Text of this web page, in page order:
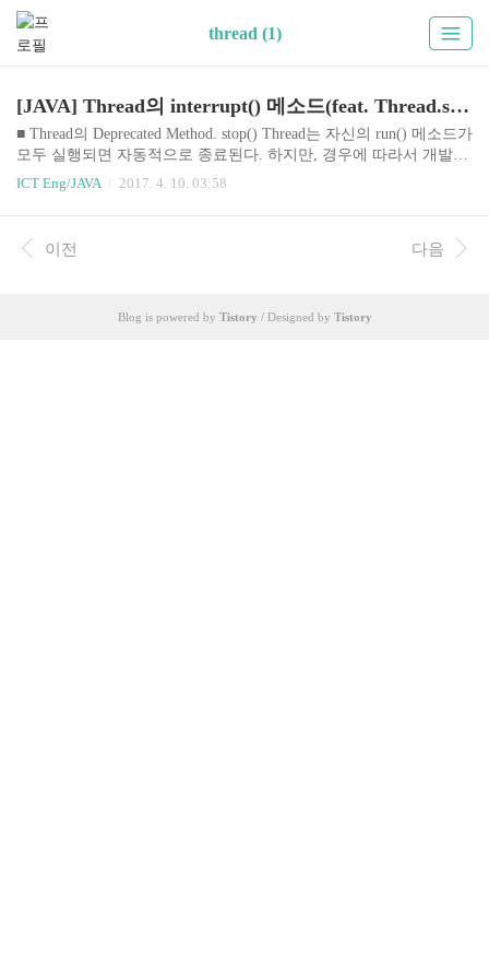
thread (1)
[JAVA] Thread의 interrupt() 메소드(feat. Thread.stop())
■ Thread의 Deprecated Method. stop() Thread는 자신의 run() 메소드가
모두 실행되면 자동적으로 종료된다. 하지만, 경우에 따라서 개발자
는 실행 중인 스레드를 즉시 종료할 필요가 있다. 예를 들어 동영상
을 끝까지 보지 않고, 사용자가 멈춤을 요구하는 경우가 이에 해당한
하고 있는데, 이 메소드는 deprecated 되었다. 이유가 뭘까? Oracle이
제공하는 JAVA API 문서를 보면 Deprecated. This method is inherently
ICT Eng/JAVA 2017. 4. 10. 03:58
이전 다음
Blog is powered by Tistory / Designed by Tistory